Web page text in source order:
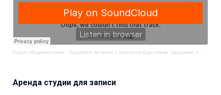
Радио Медиаметрикс · Здоровое питание с доктором Еделевым. Здоровые и безопасные продукты питания
Аренда студии для записи